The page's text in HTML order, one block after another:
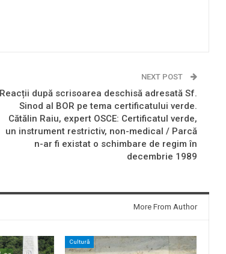
NEXT POST
Reacții după scrisoarea deschisă adresată Sf.
Sinod al BOR pe tema certificatului verde.
Cătălin Raiu, expert OSCE: Certificatul verde,
un instrument restrictiv, non-medical / Parcă
n-ar fi existat o schimbare de regim în
decembrie 1989
More From Author
Cultură